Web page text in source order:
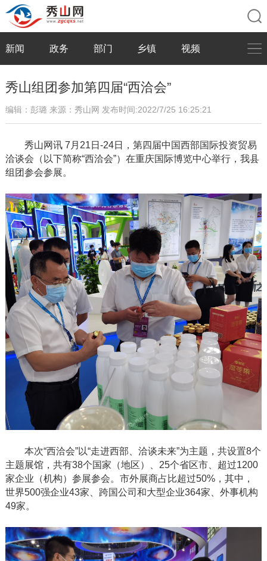
新闻 政务 部门 乡镇 视频
秀山组团参加第四届“西洽会”
编辑：彭璐 来源：秀山网 发布时间:2022/7/25 16:25:21
秀山网讯7月21日-24日，第四届中国西部国际投资贸易
洽谈会（以下简称“西洽会”）在重庆国际博览中心举行，我县
组团参会参展。
本次“西洽会”以“走进西部、洽谈未来”为主题，共设置8个
主题展馆，共有38个国家（地区）、25个省区市、超过1200
家企业（机构）参展参会。市外展商占比超过50%，其中，
世界500强企业43家、跨国公司和大型企业364家、外事机构
49家。